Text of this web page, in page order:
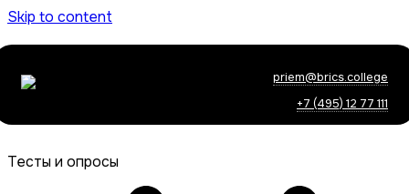
Skip to content
priem@brics.college
+7 (495) 12 77 111
Тесты и опросы